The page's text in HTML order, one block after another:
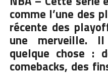
comme l’une des
récente des
une merveille. Il
quelque chose :
comebacks, des